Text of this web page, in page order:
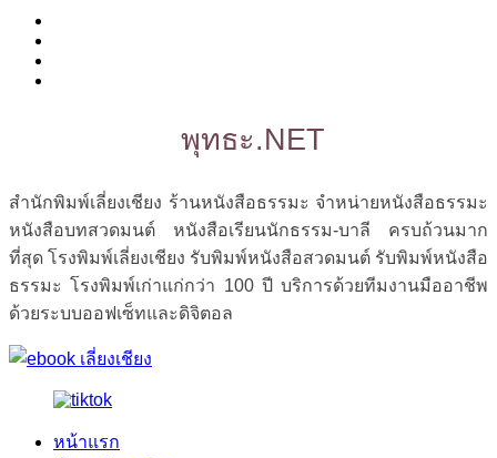
พุทธะ.NET
สำนักพิมพ์เลี่ยงเชียง ร้านหนังสือธรรมะ จำหน่ายหนังสือธรรมะ
หนังสือบทสวดมนต์ หนังสือเรียนนักธรรม-บาลี ครบถ้วนมาก
ที่สุด โรงพิมพ์เลี่ยงเชียง รับพิมพ์หนังสือสวดมนต์ รับพิมพ์หนังสือ
ธรรมะ โรงพิมพ์เก่าแก่กว่า 100 ปี บริการด้วยทีมงานมืออาชีพ
ด้วยระบบออฟเซ็ทและดิจิตอล
หน้าแรก